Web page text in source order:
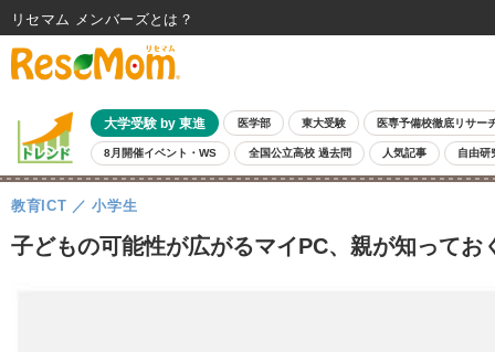
大学受験 by 東進 医学部 東大受験 医専予備校徹底リサー
8月開催イベント・WS 全国公立高校 過去問 人気記事 自由研
子どもの可能性が広がるマイPC、親が知って
教育ICT 小学生
リセマム メンバーズ